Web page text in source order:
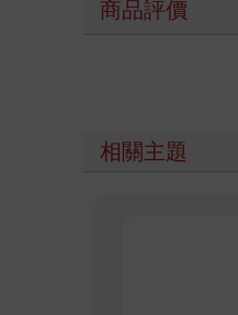
商品評價
相關主題